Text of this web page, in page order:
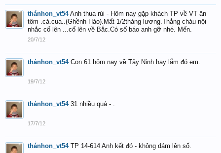
thánhon_vt54 Anh thua rùi - Hôm nay gặp khách TP về VT ăn
tôm .cá.cua..(Ghềnh Hào).Mất 1/2tháng lương.Thằng cháu nội
nhắc cố lên ...cố lên về Bắc.Có số báo anh gỡ nhé. Mến.
20/7/12
thánhon_vt54 Con 61 hôm nay về Tây Ninh hay lắm đó em.
19/7/12
thánhon_vt54 31 nhiều quá - .
17/7/12
thánhon_vt54 TP 14-614 Anh kết đó - không dám lên số.